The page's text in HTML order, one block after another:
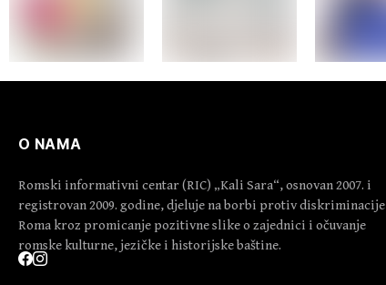
O NAMA
Romski informativni centar (RIC) „Kali Sara“, osnovan 2007. i
registrovan 2009. godine, djeluje na borbi protiv diskriminacije
Roma kroz promicanje pozitivne slike o zajednici i očuvanje
romske kulturne, jezičke i historijske baštine.